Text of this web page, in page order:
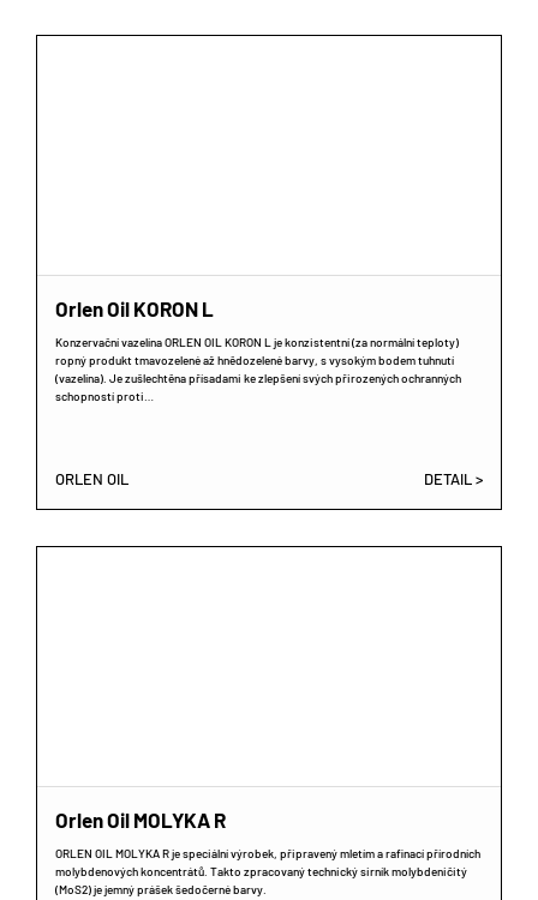
Orlen Oil KORON L
Konzervační vazelína ORLEN OIL KORON L je konzistentní (za normální teploty)
ropný produkt tmavozelené až hnědozelené barvy, s vysokým bodem tuhnutí
(vazelína). Je zušlechtěna přísadami ke zlepšení svých přirozených ochranných
schopností proti…
ORLEN OIL DETAIL >
Orlen Oil MOLYKA R
ORLEN OIL MOLYKA R je speciální výrobek, připravený mletím a rafinací přírodních
molybdenových koncentrátů. Takto zpracovaný technický sirník molybdeničitý
(MoS2) je jemný prášek šedočerné barvy.